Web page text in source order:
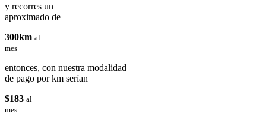
y recorres un
aproximado de
300km al
mes
entonces, con nuestra modalidad
de pago por km serían
$183 al
mes